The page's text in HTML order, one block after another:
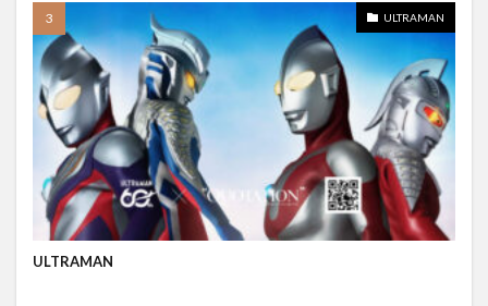
ULTRAMAN
ULTRAMAN